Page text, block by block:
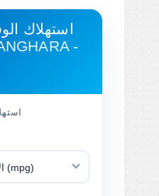
استهلاك
-
الأميال في الجالون (mpg)